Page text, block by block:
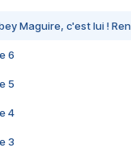
Maguire, c'est lui !
6
5
4
3